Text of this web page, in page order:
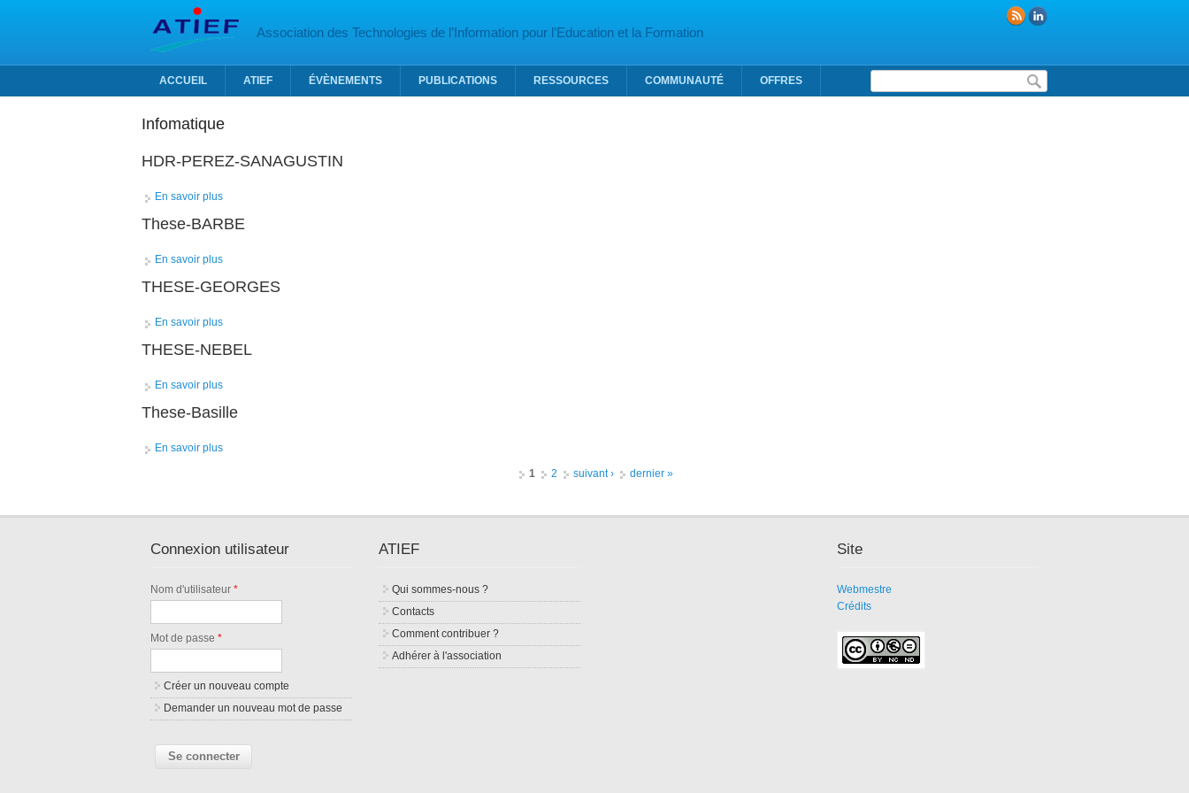
Association des Technologies de l’Information pour l’Education et la Formation
Formulaire de recherche
ACCUEIL ATIEF ÉVÈNEMENTS PUBLICATIONS RESSOURCES COMMUNAUTÉ OFFRES
Infomatique
HDR-PEREZ-SANAGUSTIN
En savoir plus
These-BARBE
En savoir plus
THESE-GEORGES
En savoir plus
THESE-NEBEL
En savoir plus
These-Basille
En savoir plus
1 2 suivant › dernier »
Connexion utilisateur
Nom d'utilisateur*
Mot de passe*
Créer un nouveau compte
Demander un nouveau mot de passe
ATIEF
Qui sommes-nous ?
Contacts
Comment contribuer ?
Adhérer à l'association
Site
Webmestre
Crédits